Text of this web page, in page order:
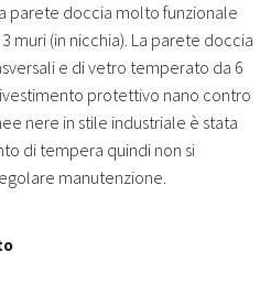
parete doccia molto funzionale
muri (in nicchia). La parete doccia
e di vetro temperato da 6
protettivo nano contro
nere in stile industriale è stata
di tempera quindi non si
manutenzione.